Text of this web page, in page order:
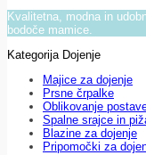
Kvalitetna, modna in
bodoče mamice.
Kategorija Dojenje
Majice za dojenje
Prsne črpalke
Oblikovanje
Spalne srajce in
Blazine za dojenje
Pripomočki za